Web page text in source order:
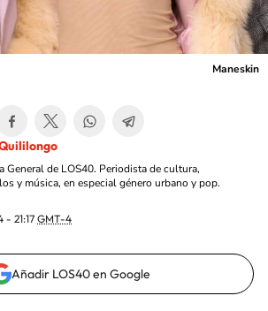
Maneskin
General de LOS40. Periodista de cultura,
y música, en especial género urbano y pop.
21:17 GMT-4
Añadir LOS40 en Google